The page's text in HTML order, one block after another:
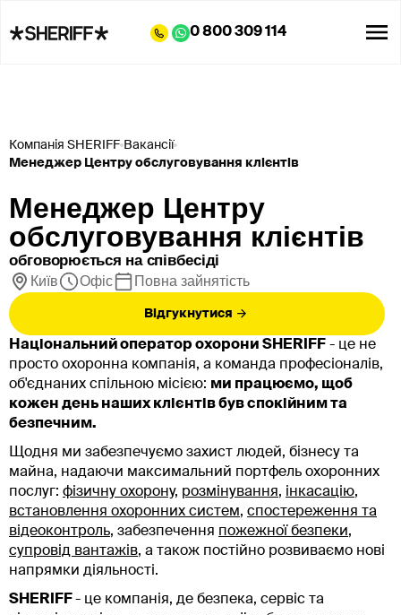
0 800 309 114
Компанія SHERIFF Вакансії
Менеджер Центру обслуговування клієнтів
Менеджер Центру
обслуговування клієнтів
обговорюється на співбесіді
Київ Офіс Повна зайнятість
Відгукнутися
Національний оператор охорони SHERIFF - це не
просто охоронна компанія, а команда професіоналів,
об'єднаних спільною місією: ми працюємо, щоб
кожен день наших клієнтів був спокійним та
безпечним.
Щодня ми забезпечуємо захист людей, бізнесу та
майна, надаючи максимальний портфель охоронних
послуг: фізичну охорону, розмінування, інкасацію,
встановлення охоронних систем, спостереження та
відеоконтроль, забезпечення пожежної безпеки,
супровід вантажів, а також постійно розвиваємо нові
напрямки діяльності.
SHERIFF- це компанія, де безпека, сервіс та